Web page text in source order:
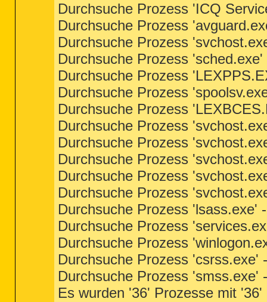
Durchsuche Prozess 'ICQ
Durchsuche Prozess
Durchsuche Prozess
Durchsuche Prozess
Durchsuche Prozess
Durchsuche Prozess
Durchsuche Prozess
Durchsuche Prozess
Durchsuche Prozess
Durchsuche Prozess
Durchsuche Prozess
Durchsuche Prozess
Durchsuche Prozess 'lsass.exe'
Durchsuche Prozess
Durchsuche Prozess
Durchsuche Prozess 'csrss.exe'
Durchsuche Prozess 'smss.exe'
Es wurden '36' Prozesse mit